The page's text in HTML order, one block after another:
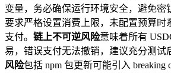
变量，务必确保运行环境安全，避免密
要求严格设置消费上限，未配置预算时
支付。 链上不可逆风险意味着所有
易，错误支付无法撤销，建议充分测试
风险包括 npm 包更新可能引入 breaking